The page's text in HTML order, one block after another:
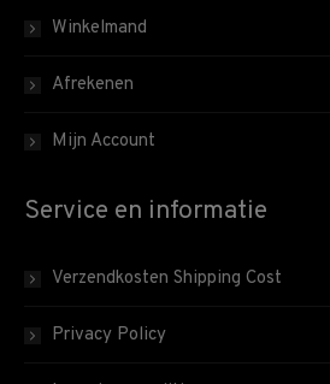
Winkelmand
Afrekenen
Mijn Account
Service en informatie
Verzendkosten Shipping Cost
Privacy Policy